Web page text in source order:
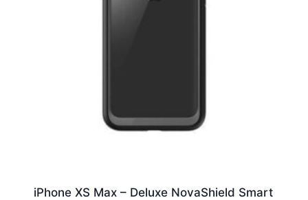
iPhone XS Max – Deluxe NovaShield Smart